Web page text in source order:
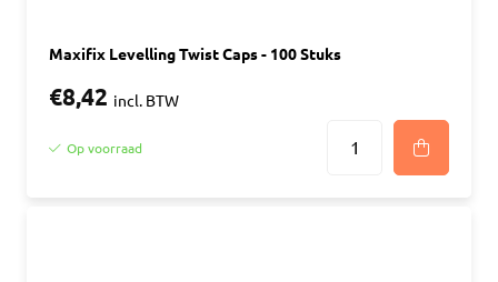
Maxifix Levelling Twist Caps - 100 Stuks
€8,42 incl. BTW
Op voorraad